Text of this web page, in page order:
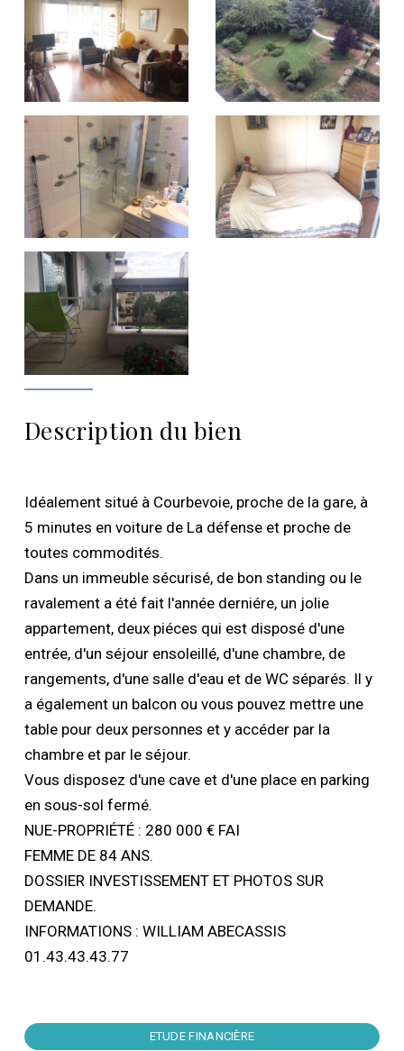
Description du bien
Idéalement situé à Courbevoie, proche de la gare, à
5 minutes en voiture de La défense et proche de
toutes commodités.
Dans un immeuble sécurisé, de bon standing ou le
ravalement a été fait l'année derniére, un jolie
appartement, deux piéces qui est disposé d'une
entrée, d'un séjour ensoleillé, d'une chambre, de
rangements, d'une salle d'eau et de WC séparés. Il y
a également un balcon ou vous pouvez mettre une
table pour deux personnes et y accéder par la
chambre et par le séjour.
Vous disposez d'une cave et d'une place en parking
en sous-sol fermé.
NUE-PROPRIÉTÉ : 280 000 € FAI
FEMME DE 84 ANS.
DOSSIER INVESTISSEMENT ET PHOTOS SUR
DEMANDE.
INFORMATIONS : WILLIAM ABECASSIS
01.43.43.43.77
ETUDE FINANCIÈRE